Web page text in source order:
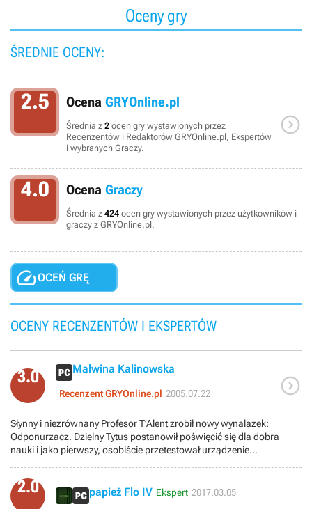
Oceny gry
ŚREDNIE OCENY:
2.5 Ocena GRYOnline.pl
Średnia z 2 ocen gry wystawionych przez
Recenzentów i Redaktorów GRYOnline.pl, Ekspertów
i wybranych Graczy.

4.0 Ocena Graczy
Średnia z 424 ocen gry wystawionych przez użytkowników i
graczy z GRYOnline.pl.
OCEŃ GRĘ
OCENY RECENZENTÓW I EKSPERTÓW
3.0 Malwina Kalinowska
Recenzent GRYOnline.pl 2005.07.22 
Słynny i niezrównany Profesor T’Alent zrobił nowy wynalazek:
Odponurzacz. Dzielny Tytus postanowił poświęcić się dla dobra
nauki i jako pierwszy, osobiście przetestował urządzenie...
2.0 papież Flo IV Ekspert 2017.03.05